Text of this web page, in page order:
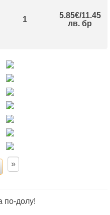
1
5.85€/11.45
лв. бр
по-долу!